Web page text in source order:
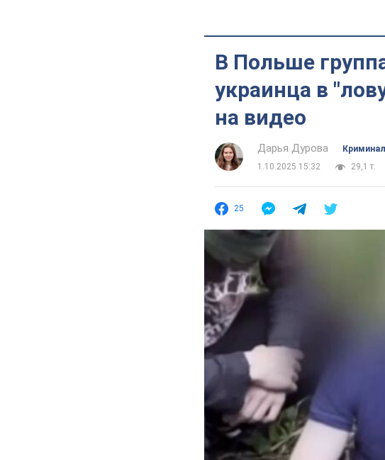
В Польше
украинца в
на видео
Дарья Дурова
1.10.2025 15:32
29,1 т.
25